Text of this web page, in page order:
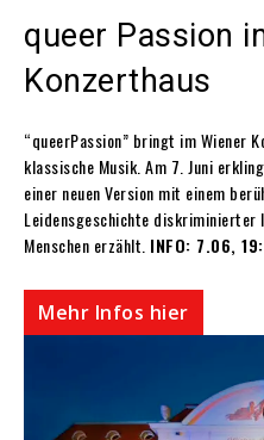
queer Passion
Konzerthaus
“queerPassion” bringt im Wiener
klassische Musik. Am 7. Juni
einer neuen Version mit einem
Leidensgeschichte diskriminierter
Menschen erzählt. INFO: 7.06,
Mehr Infos hier